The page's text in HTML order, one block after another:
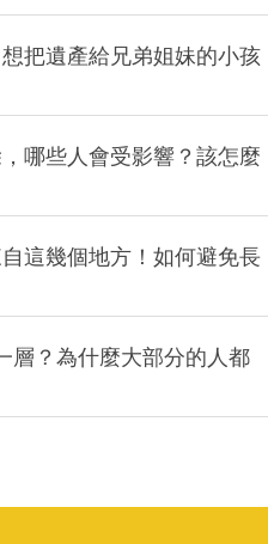
把遺產給兄弟姐妹的小孩
哪些人會受影響？該怎麼
這幾個地方！如何避免長
層？為什麼大部分的人都